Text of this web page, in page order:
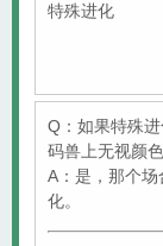
特殊进化
Q：如果特殊
码兽上无视颜
A：是，那个
化。